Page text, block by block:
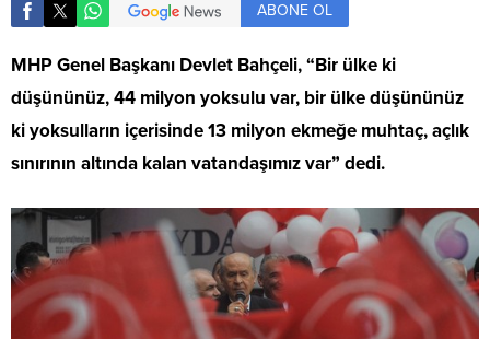
ABONE OL
MHP Genel Başkanı Devlet Bahçeli, “Bir ülke ki
düşününüz, 44 milyon yoksulu var, bir ülke düşününüz
ki yoksulların içerisinde 13 milyon ekmeğe muhtaç, açlık
sınırının altında kalan vatandaşımız var” dedi.